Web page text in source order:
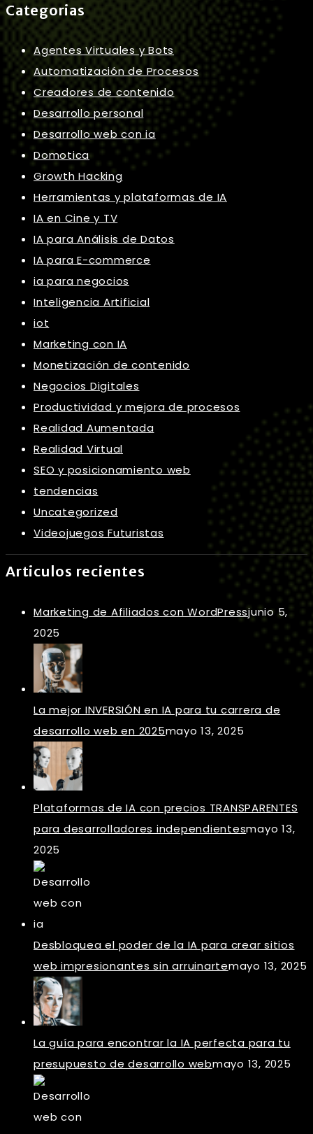
Categorias
Agentes Virtuales y Bots
Automatización de Procesos
Creadores de contenido
Desarrollo personal
Desarrollo web con ia
Domotica
Growth Hacking
Herramientas y plataformas de IA
IA en Cine y TV
IA para Análisis de Datos
IA para E-commerce
ia para negocios
Inteligencia Artificial
iot
Marketing con IA
Monetización de contenido
Negocios Digitales
Productividad y mejora de procesos
Realidad Aumentada
Realidad Virtual
SEO y posicionamiento web
tendencias
Uncategorized
Videojuegos Futuristas
Articulos recientes
Marketing de Afiliados con WordPressjunio 5,
2025
La mejor INVERSIÓN en IA para tu carrera de
desarrollo web en 2025mayo 13, 2025
Plataformas de IA con precios TRANSPARENTES
para desarrolladores independientesmayo 13,
2025
Desbloquea el poder de la IA para crear sitios
web impresionantes sin arruinartemayo 13, 2025
La guía para encontrar la IA perfecta para tu
presupuesto de desarrollo webmayo 13, 2025